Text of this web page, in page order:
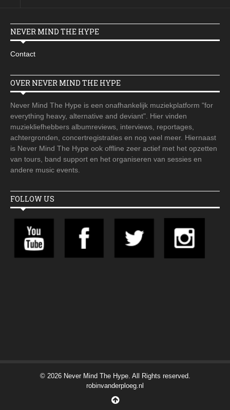
NEVER MIND THE HYPE
Contact
OVER NEVER MIND THE HYPE
Never Mind The Hype is een onafhankelijk muziekplatform "for
everything heavy, alternative and deviant". Hier vinden
muziekliefhebbers albumreviews, interviews, reportages,
achtergronden, concertregistraties en nog veel meer. Hiernaast
is Never Mind The Hype ook offline zeer actief met het opzetten
van tours, band support en het organiseren van sessies en
andere music events.
FOLLOW US
© 2026 Never Mind The Hype. All Rights reserved.
robinvanderploeg.nl